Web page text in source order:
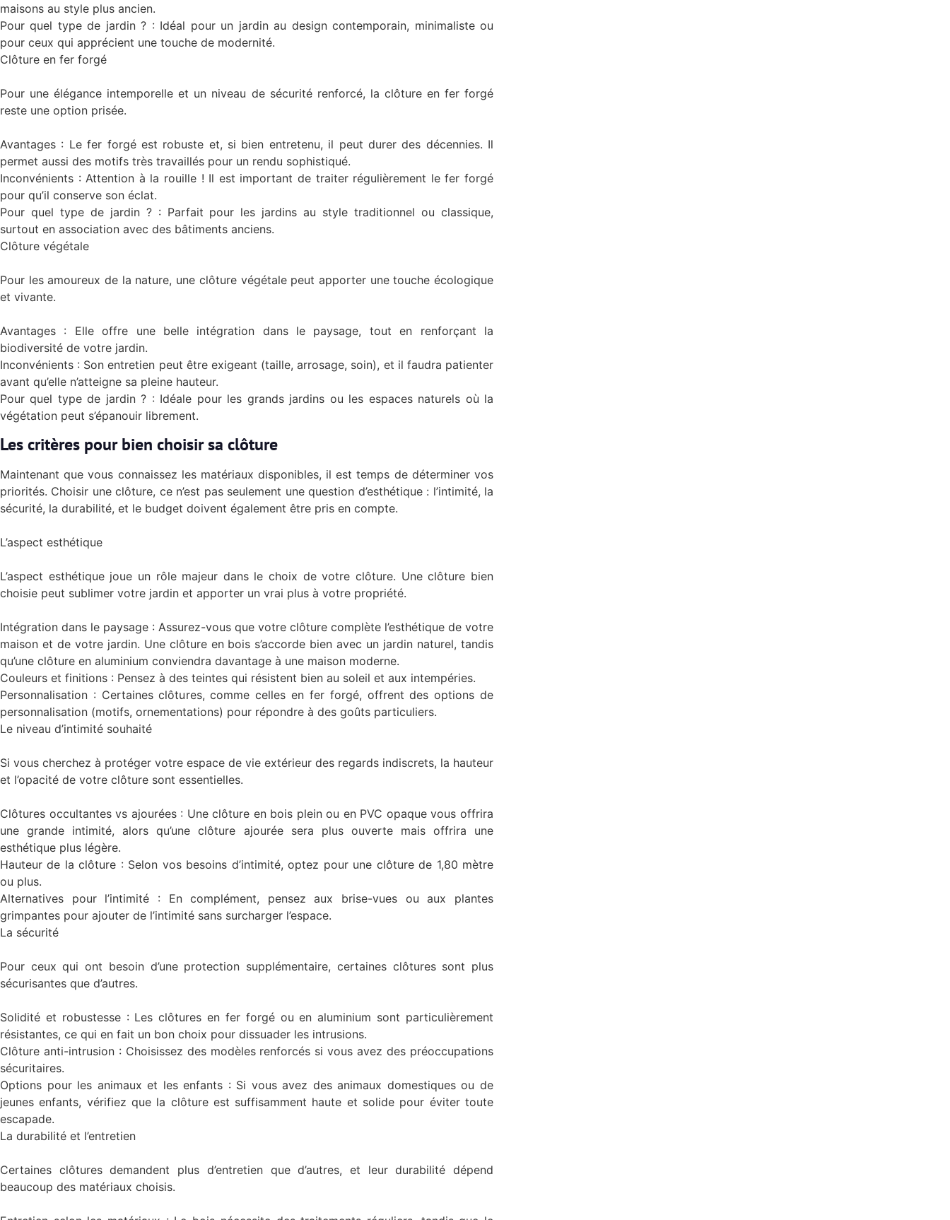
maisons au style plus ancien.
Pour quel type de jardin ? : Idéal pour un jardin au design contemporain, minimaliste ou
pour ceux qui apprécient une touche de modernité.
Clôture en fer forgé
Pour une élégance intemporelle et un niveau de sécurité renforcé, la clôture en fer forgé
reste une option prisée.
Avantages : Le fer forgé est robuste et, si bien entretenu, il peut durer des décennies. Il
permet aussi des motifs très travaillés pour un rendu sophistiqué.
Inconvénients : Attention à la rouille ! Il est important de traiter régulièrement le fer forgé
pour qu’il conserve son éclat.
Pour quel type de jardin ? : Parfait pour les jardins au style traditionnel ou classique,
surtout en association avec des bâtiments anciens.
Clôture végétale
Pour les amoureux de la nature, une clôture végétale peut apporter une touche écologique
et vivante.
Avantages : Elle offre une belle intégration dans le paysage, tout en renforçant la
biodiversité de votre jardin.
Inconvénients : Son entretien peut être exigeant (taille, arrosage, soin), et il faudra patienter
avant qu’elle n’atteigne sa pleine hauteur.
Pour quel type de jardin ? : Idéale pour les grands jardins ou les espaces naturels où la
végétation peut s’épanouir librement.
Les critères pour bien choisir sa clôture
Maintenant que vous connaissez les matériaux disponibles, il est temps de déterminer vos
priorités. Choisir une clôture, ce n’est pas seulement une question d’esthétique : l’intimité, la
sécurité, la durabilité, et le budget doivent également être pris en compte.
L’aspect esthétique
L’aspect esthétique joue un rôle majeur dans le choix de votre clôture. Une clôture bien
choisie peut sublimer votre jardin et apporter un vrai plus à votre propriété.
Intégration dans le paysage : Assurez-vous que votre clôture complète l’esthétique de votre
maison et de votre jardin. Une clôture en bois s’accorde bien avec un jardin naturel, tandis
qu’une clôture en aluminium conviendra davantage à une maison moderne.
Couleurs et finitions : Pensez à des teintes qui résistent bien au soleil et aux intempéries.
Personnalisation : Certaines clôtures, comme celles en fer forgé, offrent des options de
personnalisation (motifs, ornementations) pour répondre à des goûts particuliers.
Le niveau d’intimité souhaité
Si vous cherchez à protéger votre espace de vie extérieur des regards indiscrets, la hauteur
et l’opacité de votre clôture sont essentielles.
Clôtures occultantes vs ajourées : Une clôture en bois plein ou en PVC opaque vous offrira
une grande intimité, alors qu’une clôture ajourée sera plus ouverte mais offrira une
esthétique plus légère.
Hauteur de la clôture : Selon vos besoins d’intimité, optez pour une clôture de 1,80 mètre
ou plus.
Alternatives pour l’intimité : En complément, pensez aux brise-vues ou aux plantes
grimpantes pour ajouter de l’intimité sans surcharger l’espace.
La sécurité
Pour ceux qui ont besoin d’une protection supplémentaire, certaines clôtures sont plus
sécurisantes que d’autres.
Solidité et robustesse : Les clôtures en fer forgé ou en aluminium sont particulièrement
résistantes, ce qui en fait un bon choix pour dissuader les intrusions.
Clôture anti-intrusion : Choisissez des modèles renforcés si vous avez des préoccupations
sécuritaires.
Options pour les animaux et les enfants : Si vous avez des animaux domestiques ou de
jeunes enfants, vérifiez que la clôture est suffisamment haute et solide pour éviter toute
escapade.
La durabilité et l’entretien
Certaines clôtures demandent plus d’entretien que d’autres, et leur durabilité dépend
beaucoup des matériaux choisis.